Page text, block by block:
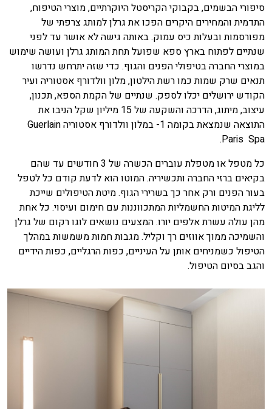
סיפורי הבשמים, בקבוקי הקריסטל היוקרתיים, מוצרי הטיפוח,
התדמית והמחירים היקרים הפכו את גרלן למותג צרפתי של
מפורסמות ובעלות כיס עמוק. באותה גישה לא אושר עד לפני
שנתיים לפתוח בארץ ספא שפועל תחת המותג גרלן ועושה שימוש
במוצרי החברה בטיפולי הפנים והגוף. כדי שזה יתרחש נדרשו
תנאים שרק שמות כמו רשת הילטון, מלון וולדורף אסטוריה ועיר
הקודש ירושלים יכלו לספק. שנתיים של הקמת הספא, תכנון,
עיצוב, מיתוג, הדרכה והשקעה של 15 מיליון שקל הניבו את
התוצאה שנמצאת בקומה 1- במלון וולדורף אסטוריה Guerlain
Paris Spa.
כל מטפל או מטפלת עוברים הכשרה של 3 חודשים עד שהם
בקיאים ברזי החברה ותכשיריה. המוטו הוא לדעת קודם כל לטפל
בעור הפנים ורק אחר כך בשרירי הגוף. מיטת הטיפולים שייכת
לליגת המיטות החשמליות המתכווננות עם חימום ועיסוי. כל אחת
מהן עולה עשרת אלפים יורו. המצעים נושאים לוגו רקום של גרלן
והשמיכה ממוך אווזים רך וקליל. מגבות חמות משמשות במהלך
הטיפול כשמניחים אותן על העיניים, כפות הרגליים, כפות הידיים
והגב בסיום הטיפול.